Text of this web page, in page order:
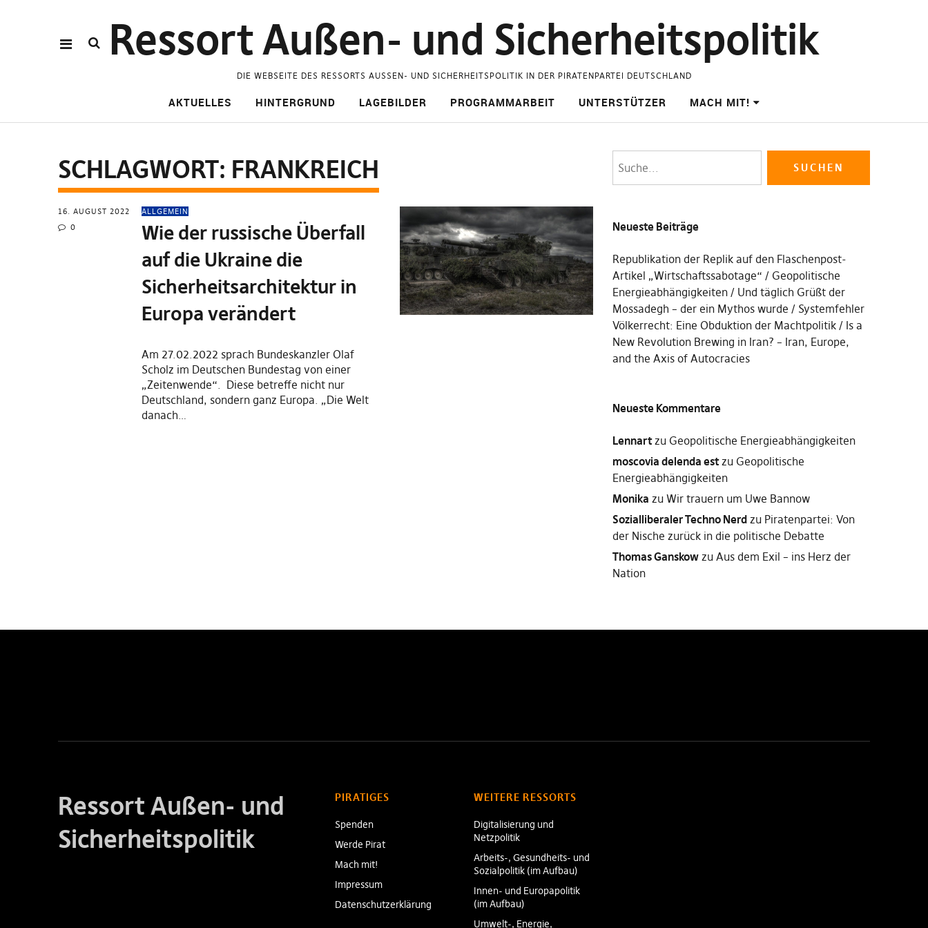
Ressort Außen- und Sicherheitspolitik
DIE WEBSEITE DES RESSORTS AUSSEN- UND SICHERHEITSPOLITIK IN DER PIRATENPARTEI DEUTSCHLAND
AKTUELLES HINTERGRUND LAGEBILDER PROGRAMMARBEIT UNTERSTÜTZER MACH MIT!
SCHLAGWORT: FRANKREICH
16. AUGUST 2022
0
ALLGEMEIN
Wie der russische Überfall
auf die Ukraine die
Sicherheitsarchitektur in
Europa verändert
Am 27.02.2022 sprach Bundeskanzler Olaf
Scholz im Deutschen Bundestag von einer
„Zeitenwende“. Diese betreffe nicht nur
Deutschland, sondern ganz Europa. „Die Welt
danach…
Neueste Beiträge
Republikation der Replik auf den Flaschenpost-
Artikel „Wirtschaftssabotage“
Geopolitische
Energieabhängigkeiten
Und täglich Grüßt der
Mossadegh – der ein Mythos wurde
Systemfehler
Völkerrecht: Eine Obduktion der Machtpolitik
Is a
New Revolution Brewing in Iran? – Iran, Europe,
and the Axis of Autocracies
Neueste Kommentare
Lennartzu Geopolitische Energieabhängigkeiten
moscovia delenda estzu Geopolitische
Energieabhängigkeiten
Monika zu Wir trauern um Uwe Bannow
Sozialliberaler Techno Nerdzu Piratenpartei: Von
der Nische zurück in die politische Debatte
Thomas Ganskowzu Aus dem Exil – ins Herz der
Nation
Ressort Außen- und
Sicherheitspolitik
PIRATIGES
Spenden
Werde Pirat
Mach mit!
Impressum
Datenschutzerklärung
WEITERE RESSORTS
Digitalisierung und
Netzpolitik
Arbeits-, Gesundheits- und
Sozialpolitik (im Aufbau)
Innen- und Europapolitik
(im Aufbau)
Umwelt-, Energie,